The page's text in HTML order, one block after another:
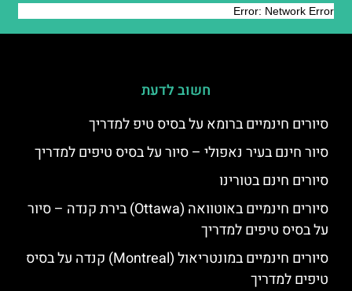
חשוב לדעת
סיורים חינמיים ברומא על בסיס טיפ למדריך
סיור חינם בעיר נאפולי – סיור על בסיס טיפים למדריך
סיורים חינם בטורינו
סיורים חינמיים באוטוואה (Ottawa) בירת קנדה – סיור
על בסיס טיפים למדריך
סיורים חינמיים במונטריאול (Montreal) קנדה על בסיס
טיפים למדריך